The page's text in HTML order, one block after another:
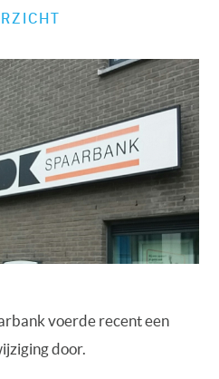
voerde recent een
door.